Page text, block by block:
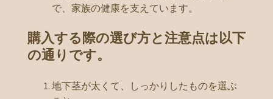
で、家族の健康を支えています。
購入する際の選び方と注意点は以下
の通りです。
地下茎が太くて、しっかりしたものを選ぶ